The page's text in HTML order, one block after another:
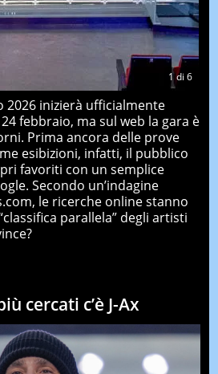
1di 6
2026 inizierà ufficialmente
febbraio, ma sul web la gara è
Prima ancora delle prove
esibizioni, infatti, il pubblico
favoriti con un semplice
Secondo un’indagine
le ricerche online stanno
parallela” degli artisti
cercati c’è J-Ax